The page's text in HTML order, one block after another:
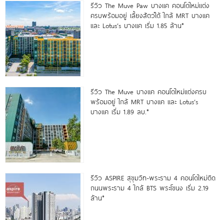
รีวิว The Muve Paw บางแค คอนโดใหม่แต่ง
ครบพร้อมอยู่ เลี้ยงสัตว์ได้ ใกล้ MRT บางแค
และ Lotus’s บางแค เริ่ม 1.85 ล้าน*
รีวิว The Muve บางแค คอนโดใหม่แต่งครบ
พร้อมอยู่ ใกล้ MRT บางแค และ Lotus’s
บางแค เริ่ม 1.89 ลบ.*
รีวิว ASPIRE สุขุมวิท-พระราม 4 คอนโดใหม่ติด
ถนนพระราม 4 ใกล้ BTS พระโขนง เริ่ม 2.19
ล้าน*